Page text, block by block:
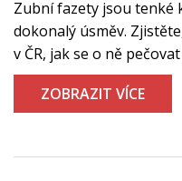
Zubní fazety jsou tenké
dokonalý úsměv.
v ČR, jak se o ně
ZOBRAZIT VÍCE